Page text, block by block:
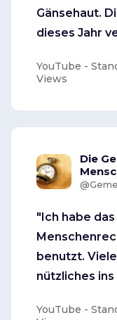
Gänsehaut.
dieses Jahr
YouTube -
Views
Die
"Ich habe
benutzt.
nützliches
YouTube -